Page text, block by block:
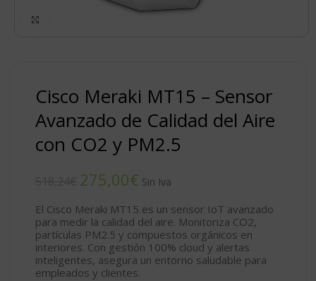
Cisco Meraki MT15 – Sensor
Avanzado de Calidad del Aire
con CO2 y PM2.5
275,00€
El Cisco Meraki MT15 es un sensor IoT avanzado
para medir la calidad del aire. Monitoriza CO2,
partículas PM2.5 y compuestos orgánicos en
interiores. Con gestión 100% cloud y alertas
inteligentes, asegura un entorno saludable para
empleados y clientes.